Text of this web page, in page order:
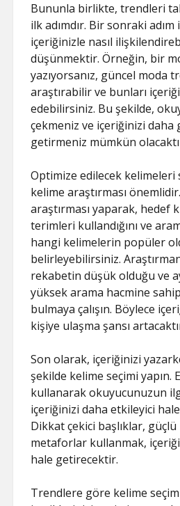
Bununla birlikte, trendleri
ilk adımdır. Bir sonraki
içeriğinizle nasıl
düşünmektir. Örneğin, bir
yazıyorsanız, güncel moda
araştırabilir ve bunları
edebilirsiniz. Bu şekilde,
çekmeniz ve içeriğinizi daha
getirmeniz mümkün
Optimize edilecek
kelime araştırması
araştırması yaparak, hedef
terimleri kullandığını ve
hangi kelimelerin popüler
belirleyebilirsiniz.
rekabetin düşük olduğu ve
yüksek arama hacmine
bulmaya çalışın. Böylece
kişiye ulaşma şansı
Son olarak, içeriğinizi
şekilde kelime seçimi yapın.
kullanarak okuyucunuzun
içeriğinizi daha etkileyici
Dikkat çekici başlıklar,
metaforlar kullanmak,
hale getirecektir.
Trendlere göre kelime